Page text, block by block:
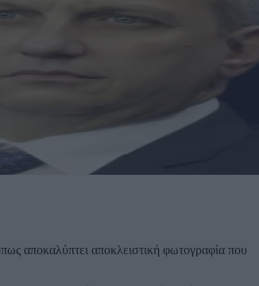
αποκαλύπτει αποκλειστική φωτογραφία που